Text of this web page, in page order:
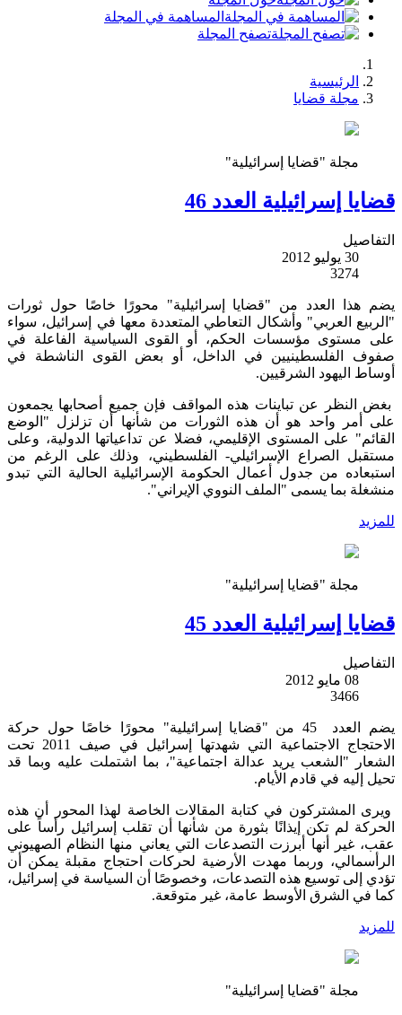
المساهمة في المجلة
تصفح المجلة
الرئيسية
مجلة قضايا
مجلة "قضايا إسرائيلية"
قضايا إسرائيلية العدد 46
التفاصيل
30 يوليو 2012
3274
يضم هذا العدد من "قضايا إسرائيلية" محورًا خاصًا حول ثورات
"الربيع العربي" وأشكال التعاطي المتعددة معها في إسرائيل، سواء
على مستوى مؤسسات الحكم، أو القوى السياسية الفاعلة في
صفوف الفلسطينيين في الداخل، أو بعض القوى الناشطة في
أوساط اليهود الشرقيين.
بغض النظر عن تباينات هذه المواقف فإن جميع أصحابها يجمعون
على أمر واحد هو أن هذه الثورات من شأنها أن تزلزل "الوضع
القائم" على المستوى الإقليمي، فضلا عن تداعياتها الدولية، وعلى
مستقبل الصراع الإسرائيلي- الفلسطيني، وذلك على الرغم من
استبعاده من جدول أعمال الحكومة الإسرائيلية الحالية التي تبدو
منشغلة بما يسمى "الملف النووي الإيراني".
للمزيد
مجلة "قضايا إسرائيلية"
قضايا إسرائيلية العدد 45
التفاصيل
08 مايو 2012
3466
يضم العدد 45 من "قضايا إسرائيلية" محورًا خاصًا حول حركة
الاحتجاج الاجتماعية التي شهدتها إسرائيل في صيف 2011 تحت
الشعار "الشعب يريد عدالة اجتماعية"، بما اشتملت عليه وبما قد
تحيل إليه في قادم الأيام.
ويرى المشتركون في كتابة المقالات الخاصة لهذا المحور أن هذه
الحركة لم تكن إيذانًا بثورة من شأنها أن تقلب إسرائيل رأساً على
عقب، غير أنها أبرزت التصدعات التي يعاني منها النظام الصهيوني
الرأسمالي، وربما مهدت الأرضية لحركات احتجاج مقبلة يمكن أن
تؤدي إلى توسيع هذه التصدعات، وخصوصًا أن السياسة في إسرائيل،
كما في الشرق الأوسط عامة، غير متوقعة.
للمزيد
مجلة "قضايا إسرائيلية"